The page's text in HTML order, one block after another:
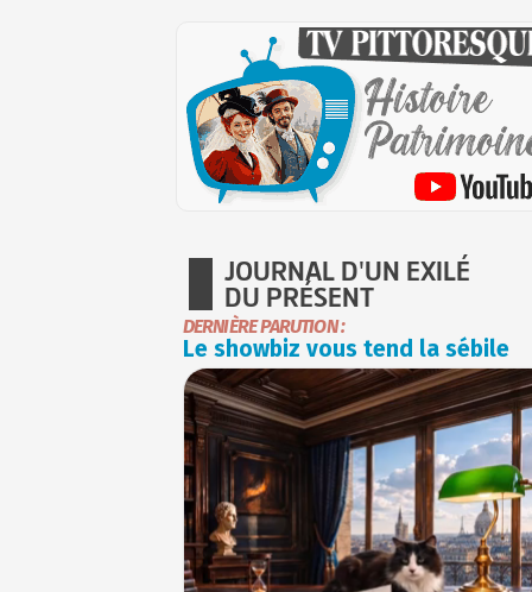
JOURNAL D'UN EXILÉ
DU PRÉSENT
DERNIÈRE PARUTION :
Le showbiz vous tend la sébile